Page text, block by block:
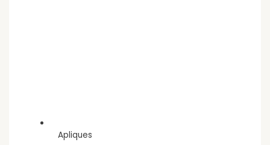
Apliques